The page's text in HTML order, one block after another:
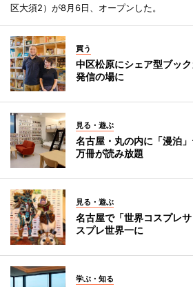
区大須2）が8月6日、オープンした。
買う
中区松原にシェア型ブッ
発信の場に
見る・遊ぶ
名古屋・丸の内に「漫泊
万冊が読み放題
見る・遊ぶ
名古屋で「世界コスプレ
スプレ世界一に
学ぶ・知る